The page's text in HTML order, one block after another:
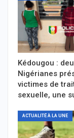
Kédougou :
Nigérianes
victimes de
sexuelle, une
ACTUALITÉ À LA UNE